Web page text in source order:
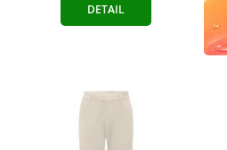
DETAIL